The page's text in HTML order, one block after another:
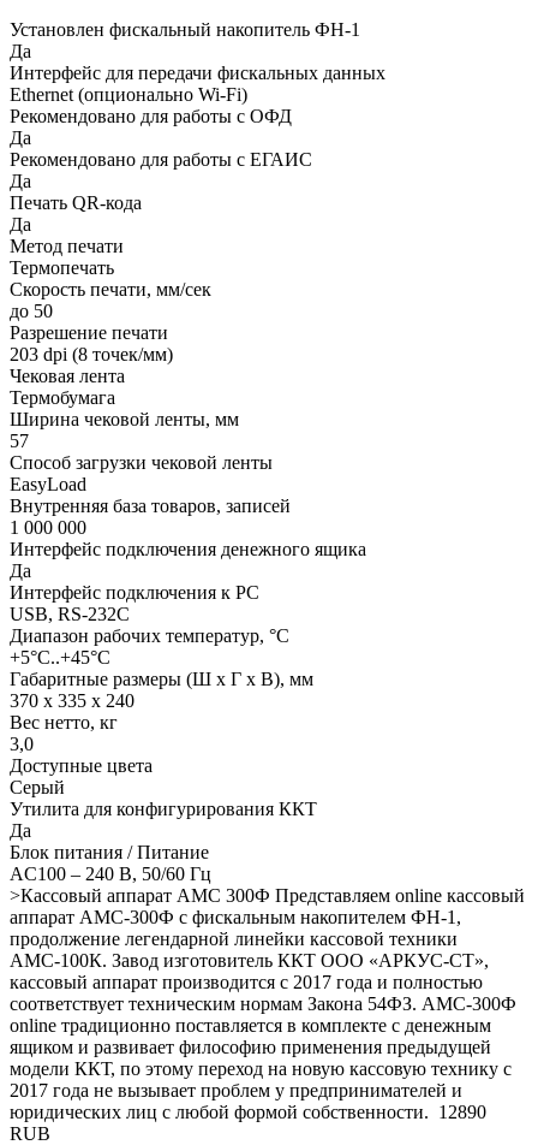
Установлен фискальный накопитель ФН-1
Да
Интерфейс для передачи фискальных данных
Ethernet (опционально Wi-Fi)
Рекомендовано для работы с ОФД
Да
Рекомендовано для работы с ЕГАИС
Да
Печать QR-кода
Да
Метод печати
Термопечать
Скорость печати, мм/сек
до 50
Разрешение печати
203 dpi (8 точек/мм)
Чековая лента
Термобумага
Ширина чековой ленты, мм
57
Способ загрузки чековой ленты
EasyLoad
Внутренняя база товаров, записей
1 000 000
Интерфейс подключения денежного ящика
Да
Интерфейс подключения к PC
USB, RS-232C
Диапазон рабочих температур, °C
+5°C..+45°C
Габаритные размеры (Ш х Г х В), мм
370 х 335 х 240
Вес нетто, кг
3,0
Доступные цвета
Серый
Утилита для конфигурирования ККТ
Да
Блок питания / Питание
AC100 – 240 В, 50/60 Гц
>Кассовый аппарат АМС 300Ф Представляем online кассовый
аппарат АМС-300Ф с фискальным накопителем ФН-1,
продолжение легендарной линейки кассовой техники
АМС-100К. Завод изготовитель ККТ ООО «АРКУС-СТ»,
кассовый аппарат производится с 2017 года и полностью
соответствует техническим нормам Закона 54ФЗ. АМС-300Ф
online традиционно поставляется в комплекте с денежным
ящиком и развивает философию применения предыдущей
модели ККТ, по этому переход на новую кассовую технику с
2017 года не вызывает проблем у предпринимателей и
юридических лиц с любой формой собственности. 12890
RUB